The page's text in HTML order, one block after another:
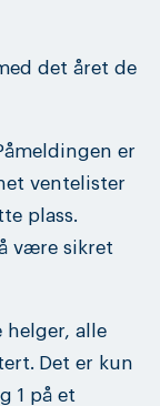
det året de
er
ventelister
plass.
være sikret
helger, alle
Det er kun
1 på et